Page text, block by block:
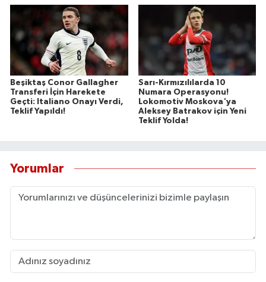
Beşiktaş Conor Gallagher
Transferi İçin Harekete
Geçti: Italiano Onayı Verdi,
Teklif Yapıldı!
Sarı-Kırmızılılarda 10
Numara Operasyonu!
Lokomotiv Moskova'ya
Aleksey Batrakov için Yeni
Teklif Yolda!
Yorumlar